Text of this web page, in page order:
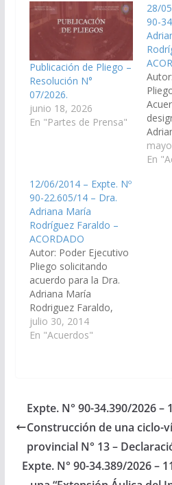
Publicación de Pliego –
Resolución N°
07/2026.
junio 18, 2026
En "Partes de Prensa"
28/
90-
N. I.
En
12/06/2014 – Expte. Nº
90-22.605/14 – Dra.
Adriana María
Rodríguez Faraldo –
ACORDADO
Autor: Poder Ejecutivo
Pliego solicitando
acuerdo para la Dra.
Adriana María
Rodriguez Faraldo,
DNI Nº 12.553.519, en
el cargo de Juez de la
Centro. Acordado el
10/07/2014
julio 30, 2014
En "Acuerdos"
Expte. N° 90-34.390/2026 –
Construcción de una ciclo-
provincial N° 13 –
Expte. N° 90-34.389/2026 –